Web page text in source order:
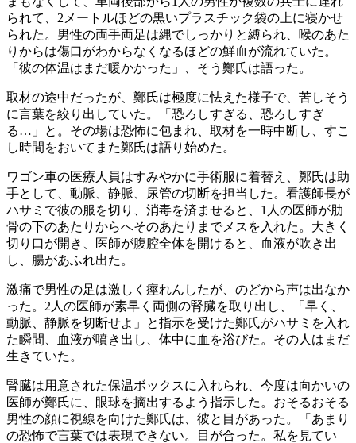
られて、2メートルほどの黒いプラスチック袋の上に寝かせ
られた。男性の両手両足は縄でしっかりと縛られ、喉のあた
りからは傷口がわからなくなるほどの鮮血が流れていた。
「彼の体温はまだ暖かかった」、そう鄭氏は語った。
取材の途中だったが、鄭氏は極度に怯えた様子で、苦しそう
に言葉を絞り出していた。「恐ろしすぎる、恐ろしすぎ
る…」と。その場は恐怖に包まれ、取材を一時中断し、すこ
し時間をおいてまた鄭氏は語り始めた。
ワゴン車の医療人員はすみやかに手術服に着替え、鄭氏は助
手として、動脈、静脈、尿管の切断を担当した。看護師長が
ハサミで彼の服を切り、消毒を済ませると、1人の医師が肋
骨の下のあたりからへそのあたりまでメスを入れた。大きく
切り口が開き、医師が腹腔全体を開けると、血液が吹き出
し、腸があふれ出た。
激痛で男性の足は激しく痙れんしたが、のどから声は出なか
った。2人の医師が素早く両側の腎臓を取り出し、「早く、
動脈、静脈を切断せよ」と指示を受けた鄭氏がハサミを入れ
た瞬間、血液が噴き出し、体中に血を浴びた。その人はまだ
生きていた。
腎臓は用意された保温ボックスに入れられ、今度は向かいの
医師が鄭氏に、眼球を摘出するよう指示した。おそるおそる
男性の顔に視線を向けた鄭氏は、彼と目があった。「あまり
の恐怖で言葉では表現できない。目が合った。私を見てい